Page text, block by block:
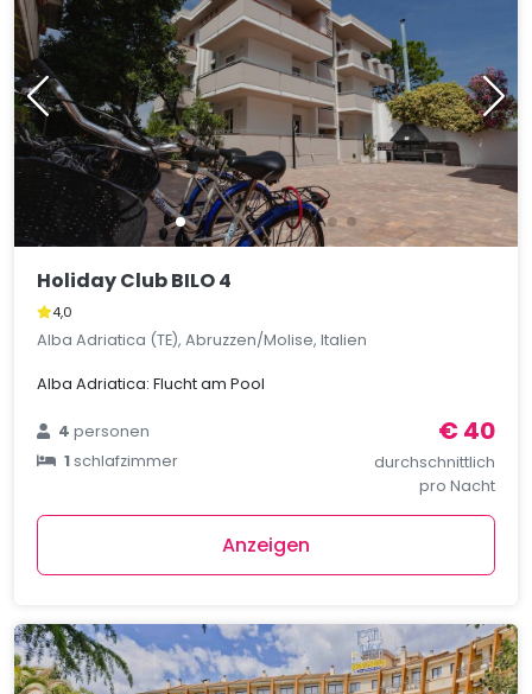
Holiday Club BILO 4
4,0
Alba Adriatica (TE), Abruzzen/Molise, Italien
Alba Adriatica: Flucht am Pool
4personen
1schlafzimmer
€ 40
durchschnittlich
pro Nacht
Anzeigen